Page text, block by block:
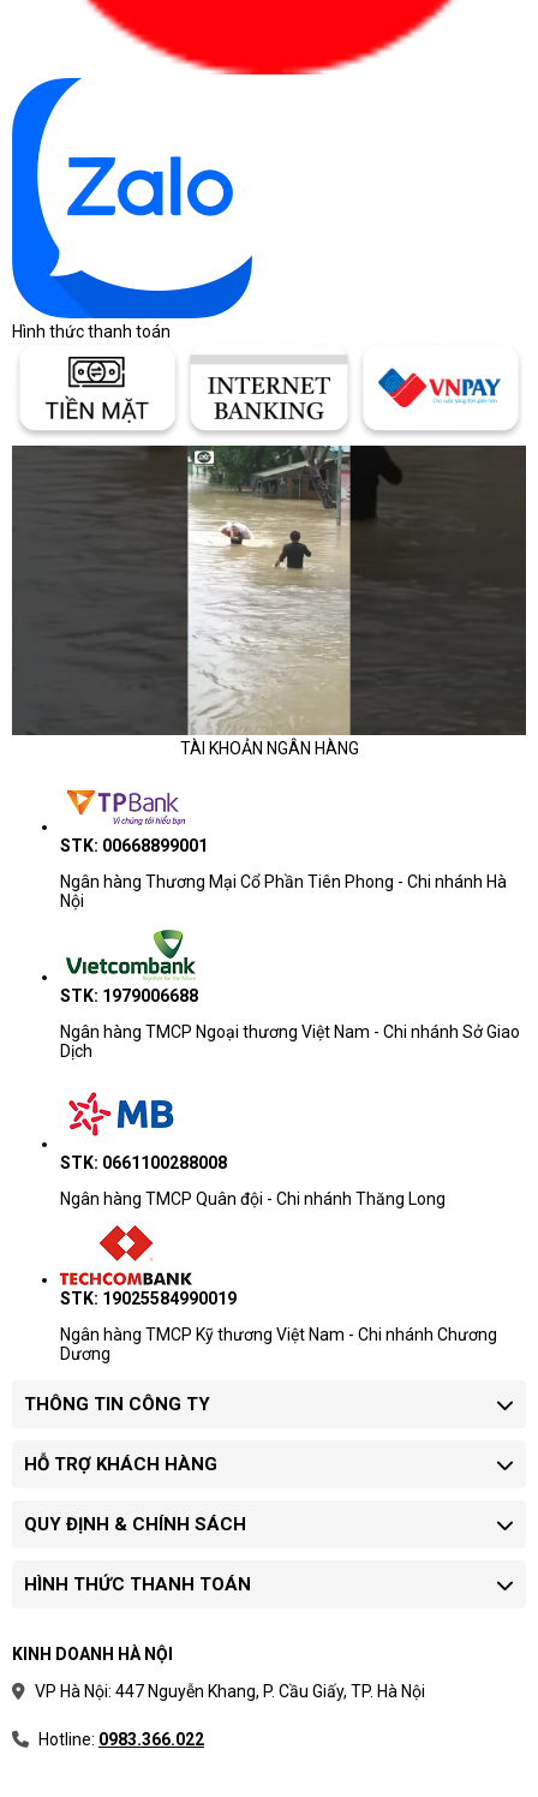
Hình thức thanh toán
TÀI KHOẢN NGÂN HÀNG
STK: 00668899001
Ngân hàng Thương Mại Cổ Phần Tiên Phong - Chi nhánh Hà
Nội
STK: 1979006688
Ngân hàng TMCP Ngoại thương Việt Nam - Chi nhánh Sở Giao
Dịch
STK: 0661100288008
Ngân hàng TMCP Quân đội - Chi nhánh Thăng Long
STK: 19025584990019
Ngân hàng TMCP Kỹ thương Việt Nam - Chi nhánh Chương
Dương
THÔNG TIN CÔNG TY
HỖ TRỢ KHÁCH HÀNG
QUY ĐỊNH & CHÍNH SÁCH
HÌNH THỨC THANH TOÁN
KINH DOANH HÀ NỘI
VP Hà Nội: 447 Nguyễn Khang, P. Cầu Giấy, TP. Hà Nội
Hotline: 0983.366.022